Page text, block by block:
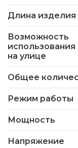
Длина изделия
Возможность
использования
на улице
Общее
Режим работы
Мощность
Напряжение